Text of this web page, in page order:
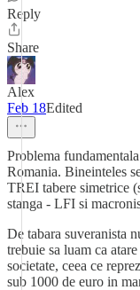
Reply
Share
Alex
Feb 18Edited
Problema
Romania. Bineinteles
TREI tabere simetrice
stanga - LFI si
De tabara suveranista
trebuie sa luam ca
societate, ceea ce
sub 1000 de euro in